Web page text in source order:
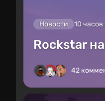
Новости 10 часов
Rockstar
42